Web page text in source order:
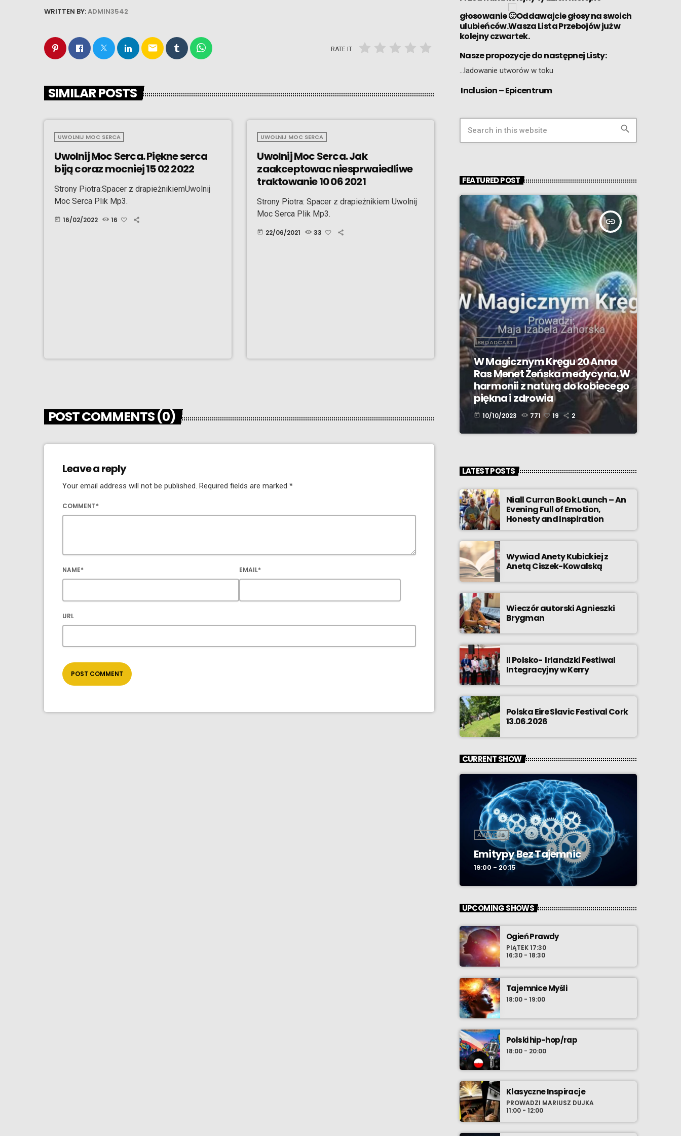
WRITTEN BY:ADMIN3542
email RATE IT
SIMILAR POSTS
UWOLNIJ MOC SERCA
Uwolnij Moc Serca. Piękne serca
biją coraz mocniej 15 02 2022
Strony Piotra:Spacer z drapieżnikiemUwolnij
Moc Serca Plik Mp3.
today 16/02/2022 16
UWOLNIJ MOC SERCA
Uwolnij Moc Serca. Jak
zaakceptowac niesprwaiedliwe
traktowanie 10 06 2021
Strony Piotra: Spacer z drapieżnikiem Uwolnij
Moc Serca Plik Mp3.
today 22/06/2021 33
POST COMMENTS (0)
Leave a reply
Your email address will not be published. Required fields are marked *
COMMENT*
NAME* EMAIL*
URL
głosowanie
Oddawajcie głosy na swoich
ulubieńców.Wasza Lista Przebojów już w
kolejny czwartek.
Nasze propozycje do następnej Listy:
…ladowanie utworów w toku
Inclusion – Epicentrum
search
FEATURED POST
insert_link
BROADCAST
W Magicznym Kręgu 20 Anna
Ras Menet Żeńska medycyna. W
harmonii z naturą do kobiecego
piękna i zdrowia
today 10/10/2023 771 19 2
LATEST POSTS
Niall Curran Book Launch – An
Evening Full of Emotion,
Honesty and Inspiration
Wywiad Anety Kubickiej z
Anetą Ciszek-Kowalską
Wieczór autorski Agnieszki
Brygman
II Polsko- Irlandzki Festiwal
Integracyjny w Kerry
Polska Eire Slavic Festival Cork
13.06.2026
CURRENT SHOW
AUDYCJA
Emitypy Bez Tajemnic
19:00 - 20:15
UPCOMING SHOWS
Ogień Prawdy
PIĄTEK 17:30
16:30 - 18:30
Tajemnice Myśli
18:00 - 19:00
Polski hip-hop/rap
18:00 - 20:00
Klasyczne Inspiracje
PROWADZI MARIUSZ DUJKA
11:00 - 12:00